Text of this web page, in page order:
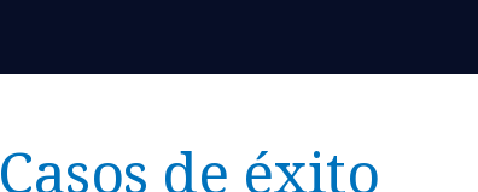
Casos de éxito